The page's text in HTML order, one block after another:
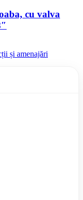
cu valva
și amenajări